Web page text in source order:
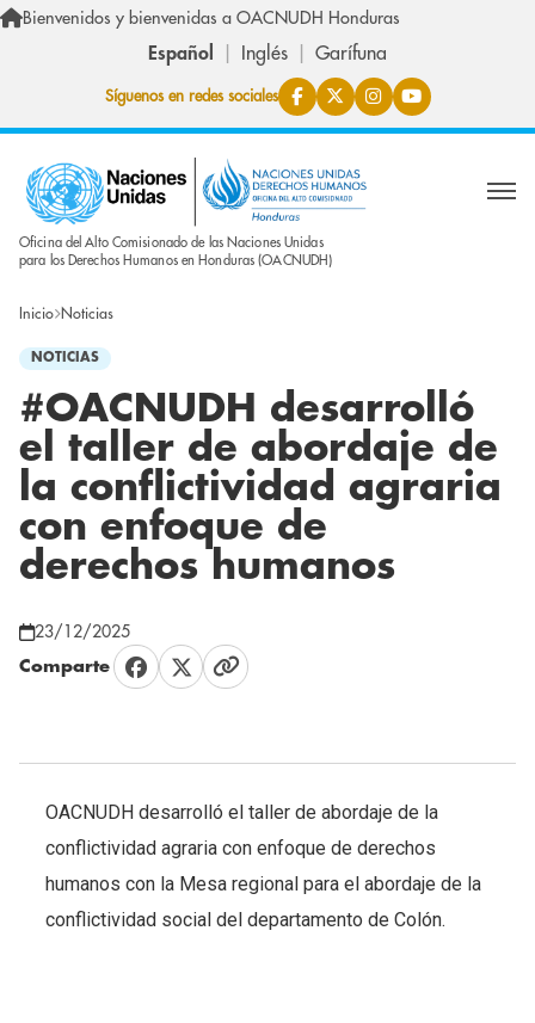
Pasar al contenido principal
Bienvenidos y bienvenidas a OACNUDH Honduras
Español Inglés Garífuna
Síguenos en redes sociales
Oficina del Alto Comisionado de las Naciones Unidas
para los Derechos Humanos en Honduras (OACNUDH)
Inicio Noticias
NOTICIAS
#OACNUDH desarrolló
el taller de abordaje de
la conflictividad agraria
con enfoque de
derechos humanos
23/12/2025
Comparte
OACNUDH desarrolló el taller de abordaje de la
conflictividad agraria con enfoque de derechos
humanos con la Mesa regional para el abordaje de la
conflictividad social del departamento de Colón.